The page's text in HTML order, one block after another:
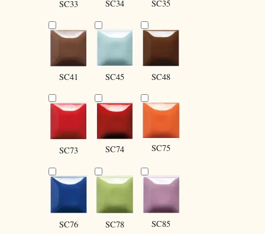
SC33 SC34 SC35
SC41 SC45 SC48
SC73 SC74 SC75
SC76 SC78 SC85